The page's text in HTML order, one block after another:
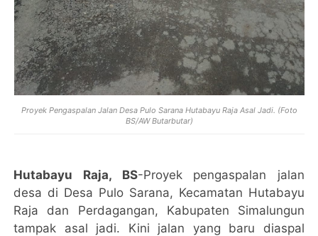
Proyek Pengaspalan Jalan Desa Pulo Sarana Hutabayu Raja Asal Jadi. (Foto
BS/AW Butarbutar)
Hutabayu Raja, BS-Proyek pengaspalan jalan
desa di Desa Pulo Sarana, Kecamatan Hutabayu
Raja dan Perdagangan, Kabupaten Simalungun
tampak asal jadi. Kini jalan yang baru diaspal